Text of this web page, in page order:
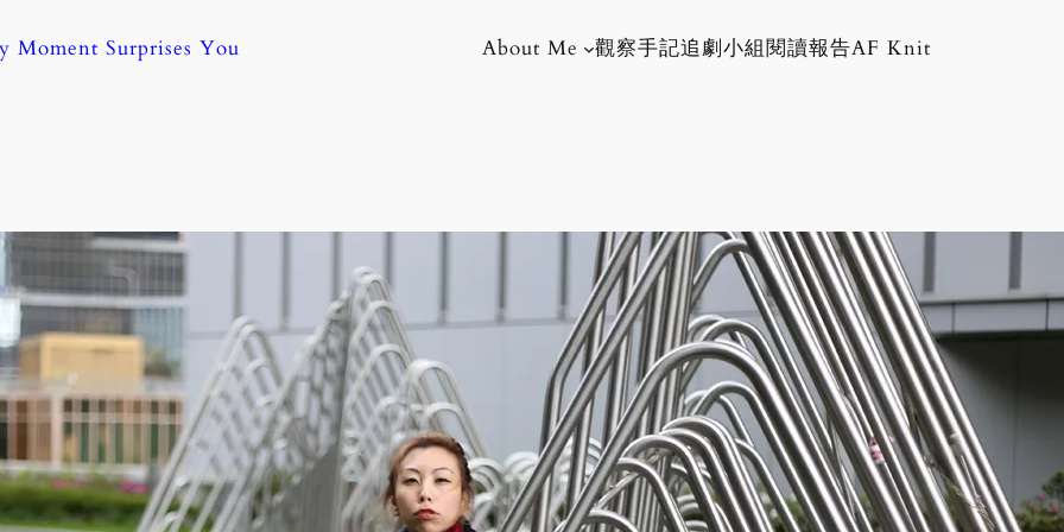
Moment Surprises You About Me 觀察手記追劇小組閱讀報告AF Knit